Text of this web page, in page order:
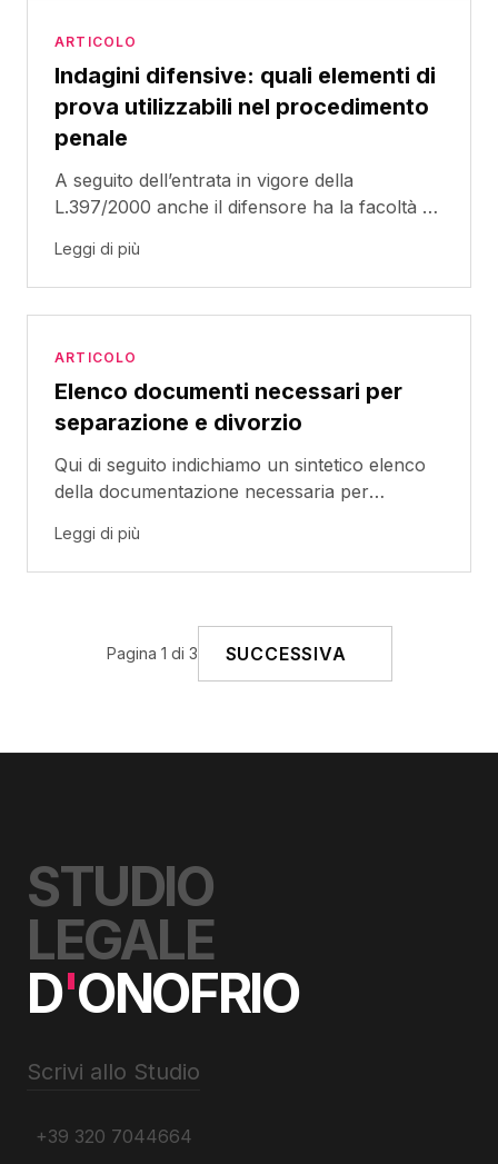
ARTICOLO
Indagini difensive: quali elementi di
prova utilizzabili nel procedimento
penale
A seguito dell’entrata in vigore della
L.397/2000 anche il difensore ha la facoltà di
al fine di ricercare ed individuare elementi di
prova a favore del nostro assistito (327bis
cpp).
Leggi di più
ARTICOLO
Elenco documenti necessari per
separazione e divorzio
Qui di seguito indichiamo un sintetico elenco
della documentazione necessaria per
divorzio.
Leggi di più
Pagina 1 di 3 SUCCESSIVA
STUDIO
LEGALE
D'ONOFRIO
Scrivi allo Studio
+39 320 7044664